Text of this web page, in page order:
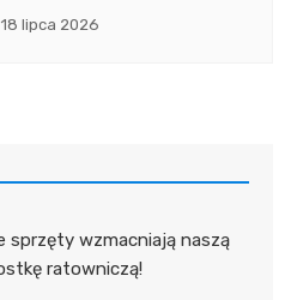
18 lipca 2026
sprzęty wzmacniają naszą
ratowniczą!